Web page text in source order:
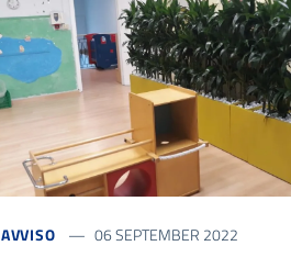
AVVISO 06 SEPTEMBER 2022